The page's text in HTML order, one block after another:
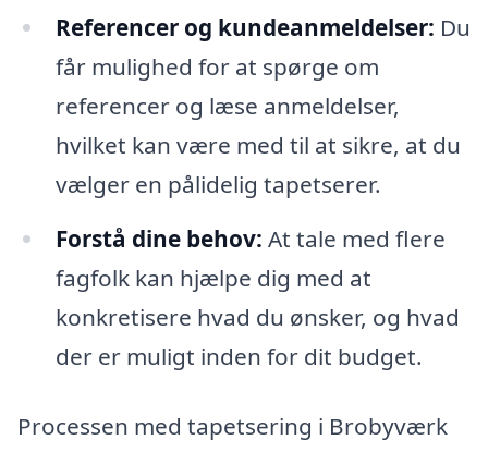
Referencer og kundeanmeldelser: Du
får mulighed for at spørge om
referencer og læse anmeldelser,
hvilket kan være med til at sikre, at du
vælger en pålidelig tapetserer.
Forstå dine behov: At tale med flere
fagfolk kan hjælpe dig med at
konkretisere hvad du ønsker, og hvad
der er muligt inden for dit budget.
Processen med tapetsering i Brobyværk